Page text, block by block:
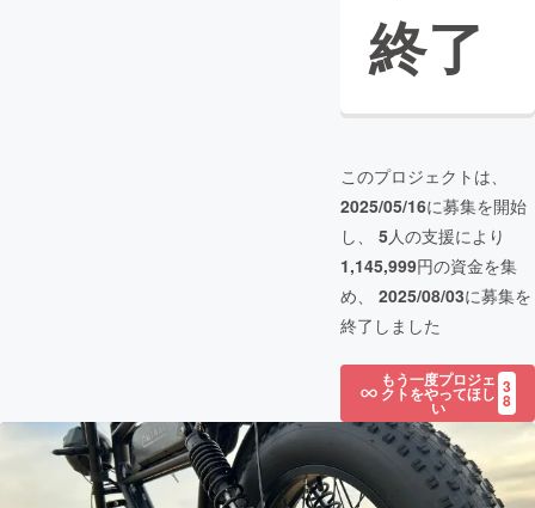
終了
このプロジェクトは、
2025/05/16に募集を開始
し、 5人の支援により
1,145,999円の資金を集
め、 2025/08/03に募集を
終了しました
もう一度プロジェ
クトをやってほし
い
3
8